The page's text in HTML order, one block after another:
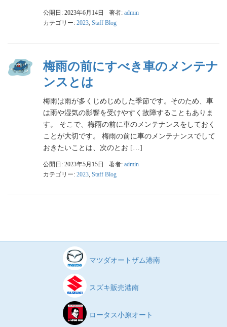
公開日: 2023年6月14日 著者: admin
カテゴリー: 2023 Staff Blog
梅雨の前にすべき車のメンテナ
ンスとは
梅雨は雨が多くじめじめした季節です。そのため、車
は雨や湿気の影響を受けやすく故障することもありま
す。 そこで、梅雨の前に車のメンテナンスをしておく
ことが大切です。 梅雨の前に車のメンテナンスでして
おきたいことは、次のとお […]
公開日: 2023年5月15日 著者: admin
カテゴリー: 2023, Staff Blog
マツダオートザム港南
スズキ販売港南
ロータス小原オート